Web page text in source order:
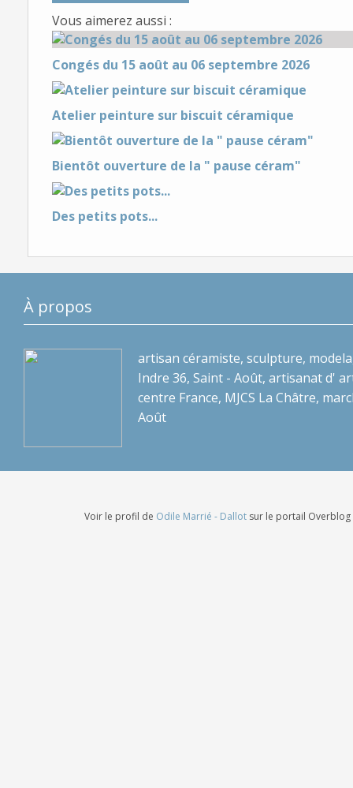
Vous aimerez aussi :
Congés du 15 août au 06 septembre 2026
Atelier peinture sur biscuit céramique
Bientôt ouverture de la " pause céram"
Des petits pots...
À propos
artisan céramiste, sculpture,
Indre 36, Saint - Août, artisanat d'
centre France, MJCS La Châtre,
Août
Voir le profil de Odile Marrié - Dallotsur le portail Overblog